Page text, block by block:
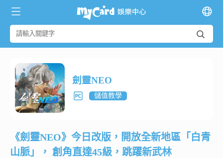
劍靈NEO
儲值教學
《劍靈NEO》今日改版，開放全新地區「白青
山脈」， 創角直達45級，跳躍新武林